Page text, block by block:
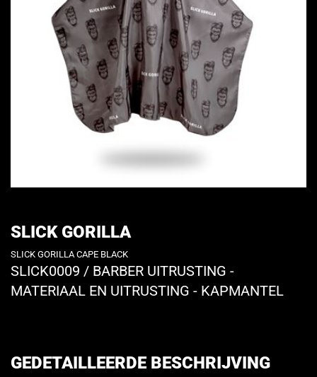
SLICK GORILLA
SLICK GORILLA CAPE BLACK
SLICK0009 / BARBER UITRUSTING -
MATERIAAL EN UITRUSTING - KAPMANTEL
GEDETAILLEERDE BESCHRIJVING